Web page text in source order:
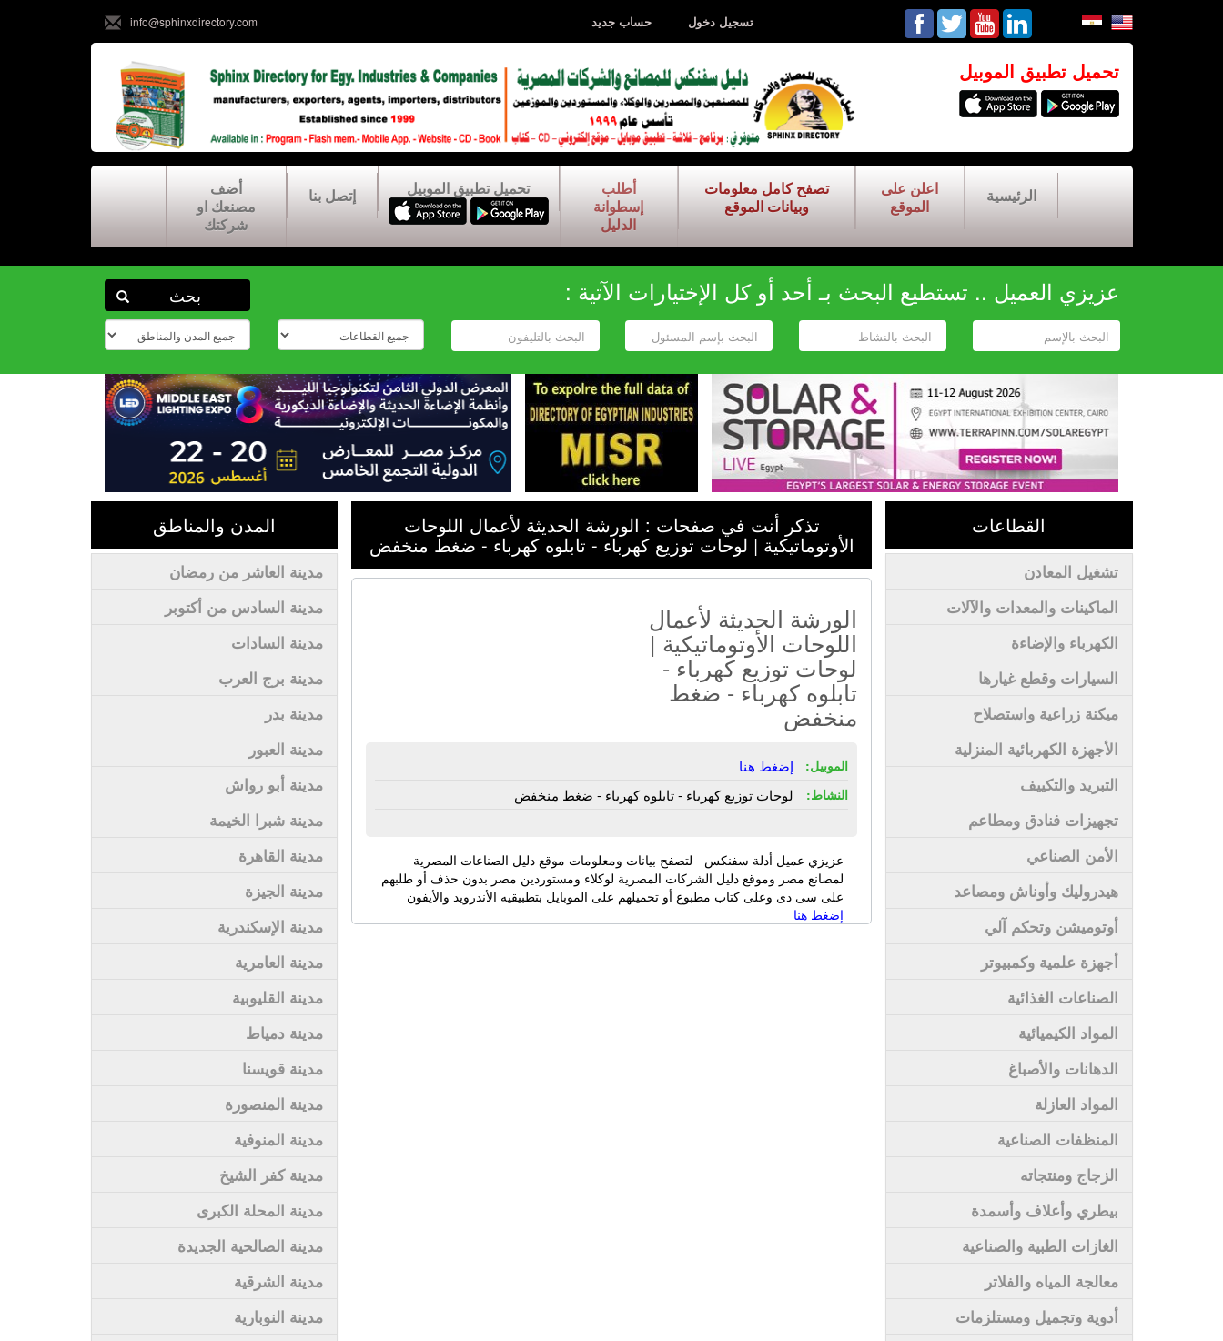
تسجيل دخول حساب جديد info@sphinxdirectory.com
تحميل تطبيق الموبيل
الرئيسية
اعلن على
الموقع
تصفح كامل معلومات
وبيانات الموقع
أطلب
إسطوانة
الدليل
تحميل تطبيق الموبيل إتصل بنا
أضف
مصنعك او
شركتك
عزيزي العميل .. تستطيع البحث بـ أحد أو كل الإختيارات الآتية :
القطاعات
تشغيل المعادن
الماكينات والمعدات والآلات
الكهرباء والإضاءة
السيارات وقطع غيارها
ميكنة زراعية واستصلاح
الأجهزة الكهربائية المنزلية
التبريد والتكييف
تجهيزات فنادق ومطاعم
الأمن الصناعي
هيدروليك وأوناش ومصاعد
أوتوميشن وتحكم آلي
أجهزة علمية وكمبيوتر
الصناعات الغذائية
المواد الكيميائية
الدهانات والأصباغ
المواد العازلة
المنظفات الصناعية
الزجاج ومنتجاته
بيطري وأعلاف وأسمدة
الغازات الطبية والصناعية
معالجة المياه والفلاتر
أدوية وتجميل ومستلزمات
تذكر أنت في صفحات : الورشة الحديثة لأعمال اللوحات
الأوتوماتيكية | لوحات توزيع كهرباء - تابلوه كهرباء - ضغط منخفض
الورشة الحديثة لأعمال
اللوحات الأوتوماتيكية |
لوحات توزيع كهرباء -
تابلوه كهرباء - ضغط
منخفض
الموبيل: إضغط هنا
النشاط: لوحات توزيع كهرباء - تابلوه كهرباء - ضغط منخفض
عزيزي عميل أدلة سفنكس - لتصفح بيانات ومعلومات موقع دليل الصناعات المصرية
لمصانع مصر وموقع دليل الشركات المصرية لوكلاء ومستوردين مصر بدون حذف أو طلبهم
على سى دى وعلى كتاب مطبوع أو تحميلهم على الموبايل بتطبيقيه الأندرويد والأيفون
إضغط هنا
المدن والمناطق
مدينة العاشر من رمضان
مدينة السادس من أكتوبر
مدينة السادات
مدينة برج العرب
مدينة بدر
مدينة العبور
مدينة أبو رواش
مدينة شبرا الخيمة
مدينة القاهرة
مدينة الجيزة
مدينة الإسكندرية
مدينة العامرية
مدينة القليوبية
مدينة دمياط
مدينة قويسنا
مدينة المنصورة
مدينة المنوفية
مدينة كفر الشيخ
مدينة المحلة الكبرى
مدينة الصالحية الجديدة
مدينة الشرقية
مدينة النوبارية